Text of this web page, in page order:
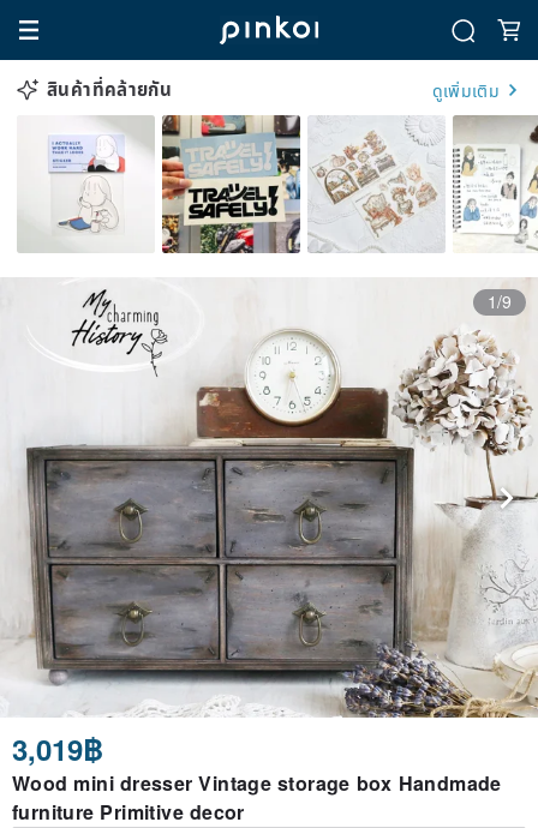
สินค้าที่คล้ายกัน ดูเพิ่มเติม
1/9
3,019฿
Wood mini dresser Vintage storage box Handmade
furniture Primitive decor